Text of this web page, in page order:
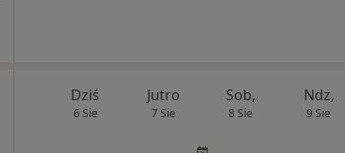
Dziś
6 Sie
Jutro
7 Sie
Sob,
8 Sie
Ndz,
9 Sie